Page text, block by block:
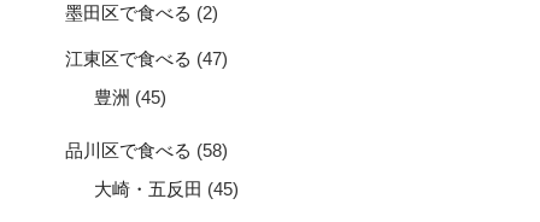
墨田区で食べる (2)
江東区で食べる (47)
豊洲 (45)
品川区で食べる (58)
大崎・五反田 (45)